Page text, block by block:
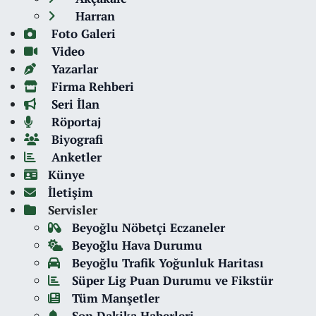
Harran
Foto Galeri
Video
Yazarlar
Firma Rehberi
Seri İlan
Röportaj
Biyografi
Anketler
Künye
İletişim
Servisler
Beyoğlu Nöbetçi Eczaneler
Beyoğlu Hava Durumu
Beyoğlu Trafik Yoğunluk Haritası
Süper Lig Puan Durumu ve Fikstür
Tüm Manşetler